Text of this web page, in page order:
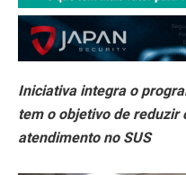
Iniciativa integra o
tem o objetivo de reduzir
atendimento no SUS